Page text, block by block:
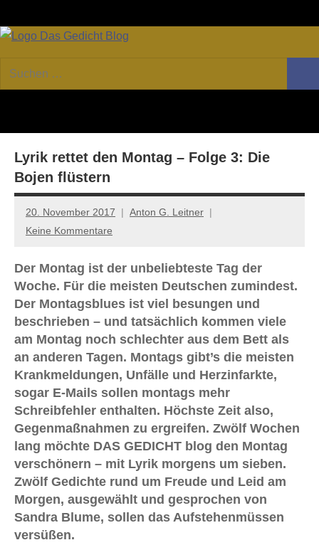
Inhalt
GEDICHT
Forum
von
Lyrik,
Essay
Suchen
nach:
Lyrik rettet den Montag – Folge 3: Die
Bojen flüstern
20. November 2017
Anton G. Leitner
Keine Kommentare
Der Montag ist der unbeliebteste Tag der
Woche. Für die meisten Deutschen zumindest.
Der Montagsblues ist viel besungen und
beschrieben – und tatsächlich kommen viele
am Montag noch schlechter aus dem Bett als
an anderen Tagen. Montags gibt’s die meisten
Krankmeldungen, Unfälle und Herzinfarkte,
sogar E-Mails sollen montags mehr
Schreibfehler enthalten. Höchste Zeit also,
Gegenmaßnahmen zu ergreifen. Zwölf Wochen
lang möchte DAS GEDICHT blog den Montag
verschönern – mit Lyrik morgens um sieben.
Zwölf Gedichte rund um Freude und Leid am
Morgen, ausgewählt und gesprochen von
Sandra Blume, sollen das Aufstehenmüssen
versüßen.